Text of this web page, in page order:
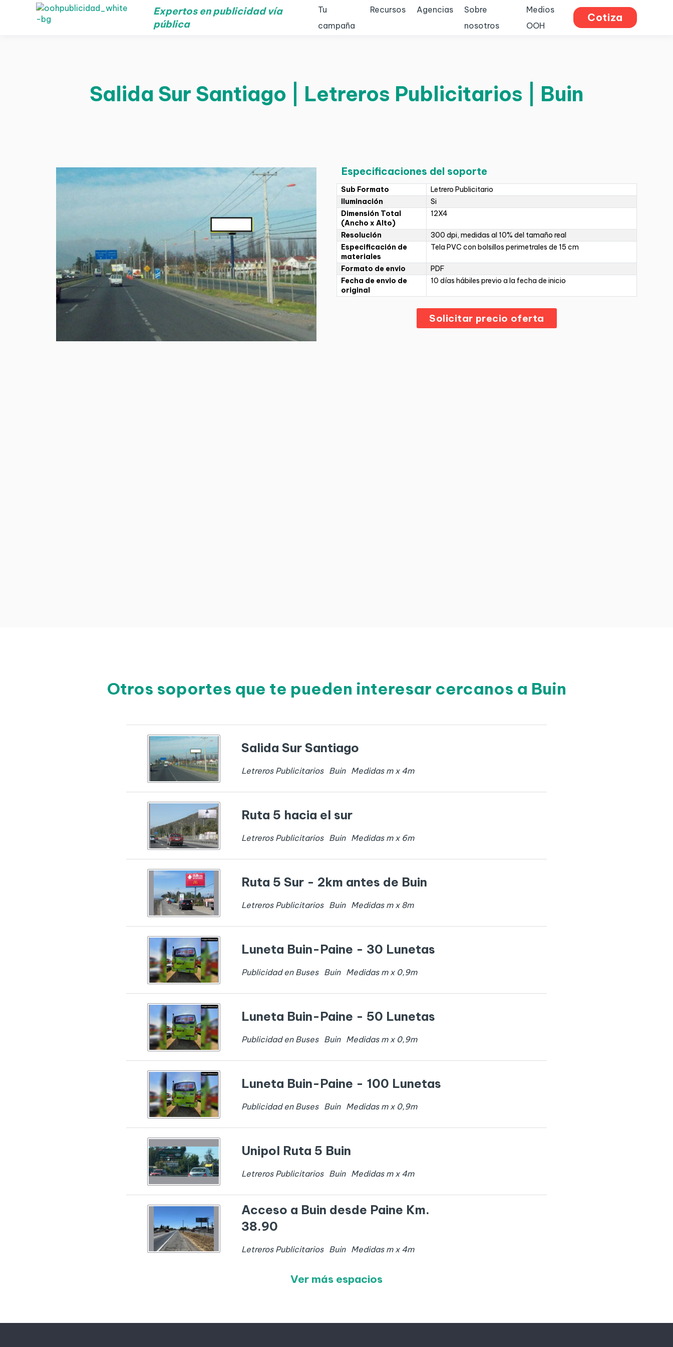
Expertos en publicidad vía
pública
Tu
campaña
Recursos Agencias
Sobre
nosotros
Medios
OOH
Cotiza
Salida Sur Santiago | Letreros Publicitarios | Buin
Especificaciones del soporte
Sub Formato
Letrero Publicitario
Iluminación
Si
Dimensión Total
(Ancho x Alto)
12X4
Resolución
300 dpi, medidas al 10% del tamaño real
Especificación de
materiales
Tela PVC con bolsillos perimetrales de 15 cm
Formato de envio
PDF
Fecha de envio de
original
10 días hábiles previo a la fecha de inicio
Solicitar precio oferta
Otros soportes que te pueden interesar cercanos a Buin
Salida Sur Santiago
Letreros Publicitarios Buin Medidas m x 4m
Ruta 5 hacia el sur
Letreros Publicitarios Buin Medidas m x 6m
Ruta 5 Sur - 2km antes de Buin
Letreros Publicitarios Buin Medidas m x 8m
Luneta Buin-Paine - 30 Lunetas
Publicidad en Buses Buin Medidas m x 0,9m
Luneta Buin-Paine - 50 Lunetas
Publicidad en Buses Buin Medidas m x 0,9m
Luneta Buin-Paine - 100 Lunetas
Publicidad en Buses Buin Medidas m x 0,9m
Unipol Ruta 5 Buin
Letreros Publicitarios Buin Medidas m x 4m
Acceso a Buin desde Paine Km.
38.90
Letreros Publicitarios Buin Medidas m x 4m
Ver más espacios